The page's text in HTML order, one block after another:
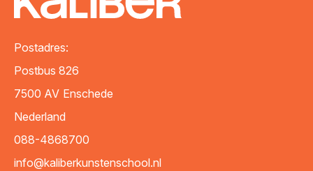
Postadres:
Postbus 826
7500 AV Enschede
Nederland
088-4868700
info@kaliberkunstenschool.nl